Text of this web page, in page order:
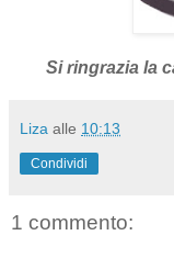
Si ringrazia la
Liza alle 10:13
Condividi
1 commento: